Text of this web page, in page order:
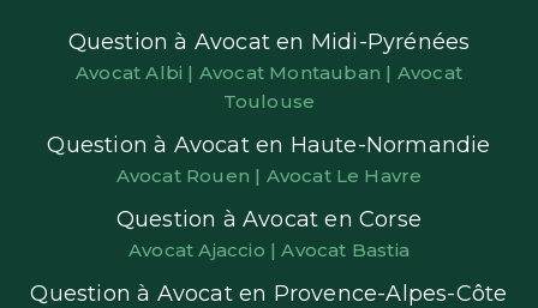
Question à Avocat en Midi-Pyrénées
Avocat Albi | Avocat Montauban | Avocat
Toulouse
Question à Avocat en Haute-Normandie
Avocat Rouen | Avocat Le Havre
Question à Avocat en Corse
Avocat Ajaccio |Avocat Bastia
Question à Avocat en Provence-Alpes-Côte